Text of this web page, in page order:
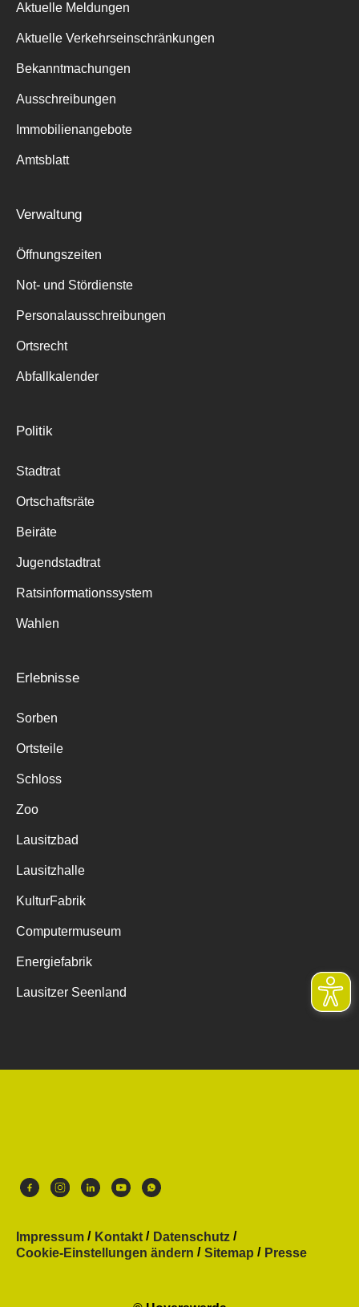
Aktuelle Meldungen
Aktuelle Verkehrseinschränkungen
Bekanntmachungen
Ausschreibungen
Immobilienangebote
Amtsblatt
Verwaltung
Öffnungszeiten
Not- und Stördienste
Personalausschreibungen
Ortsrecht
Abfallkalender
Politik
Stadtrat
Ortschaftsräte
Beiräte
Jugendstadtrat
Ratsinformationssystem
Wahlen
Erlebnisse
Sorben
Ortsteile
Schloss
Zoo
Lausitzbad
Lausitzhalle
KulturFabrik
Computermuseum
Energiefabrik
Lausitzer Seenland
Impressum Kontakt
Datenschutz
Cookie-Einstellungen ändern
Sitemap Presse